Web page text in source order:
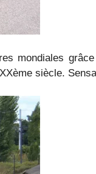
mondiales
siècle.